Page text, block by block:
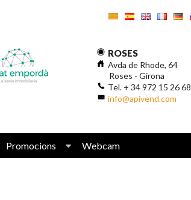
ROSES
Avda de Rhode, 64
Roses - Girona
Tel. + 34 972 15 26 68
info@apivend.com
Promocions Webcam